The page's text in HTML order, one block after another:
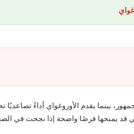
بينما يقدم الأوروغواي أداءً تصاعديًا
قد يمنحها فرصًا واضحة إذا نجحت في